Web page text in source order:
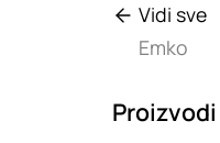
Vidi sve
Emko
Proizvodi